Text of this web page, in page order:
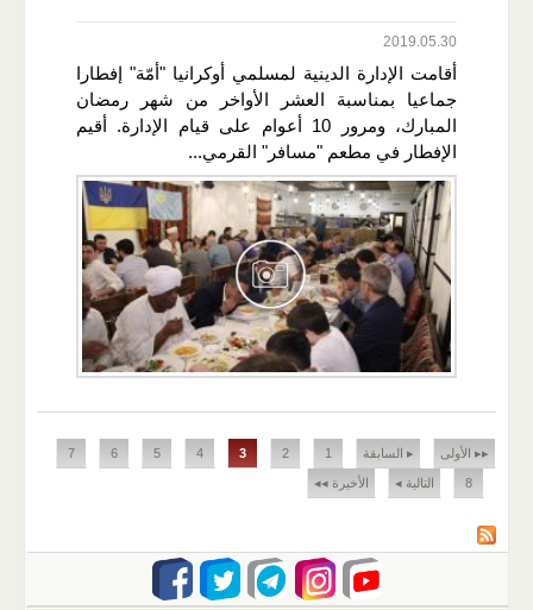
2019.05.30
أقامت الإدارة الدينية لمسلمي أوكرانيا "أمّة" إفطارا
جماعيا بمناسبة العشر الأواخر من شهر رمضان
المبارك، ومرور 10 أعوام على قيام الإدارة. أقيم
الإفطار في مطعم "مسافر" القرمي...
الصفحات
▸▸ الأولى ▸ السابقة 1
2
3
4
5
6
7
8 التالية ◂ الأخيرة ◂◂